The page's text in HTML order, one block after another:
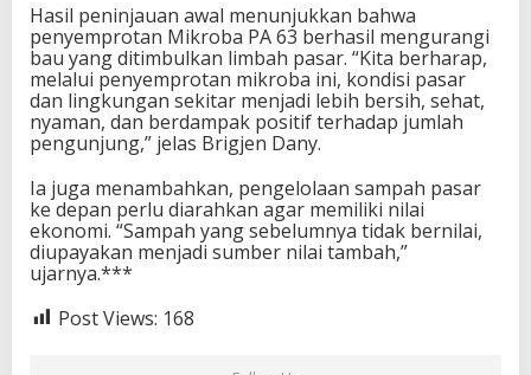
Hasil peninjauan awal menunjukkan bahwa
penyemprotan Mikroba PA 63 berhasil mengurangi
bau yang ditimbulkan limbah pasar. “Kita berharap,
melalui penyemprotan mikroba ini, kondisi pasar
dan lingkungan sekitar menjadi lebih bersih, sehat,
nyaman, dan berdampak positif terhadap jumlah
pengunjung,” jelas Brigjen Dany.
Ia juga menambahkan, pengelolaan sampah pasar
ke depan perlu diarahkan agar memiliki nilai
ekonomi. “Sampah yang sebelumnya tidak bernilai,
diupayakan menjadi sumber nilai tambah,”
ujarnya.***
Post Views: 168